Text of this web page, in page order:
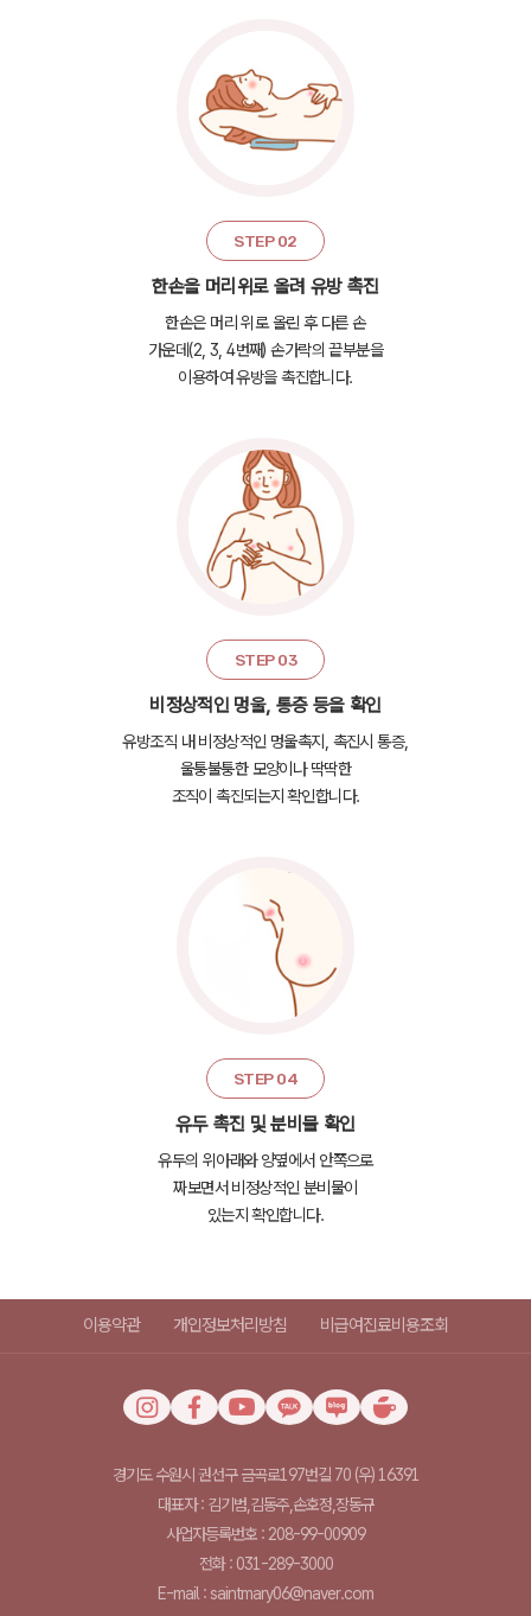
STEP 02
한손을 머리위로 올려 유방 촉진
한손은 머리 위로 올린 후 다른 손
가운데(2, 3, 4번째) 손가락의 끝부분을
이용하여 유방을 촉진합니다.
STEP 03
비정상적인 멍울, 통증 등을 확인
유방조직 내 비정상적인 멍울촉지, 촉진시 통증,
울퉁불퉁한 모양이나 딱딱한
조직이 촉진되는지 확인합니다.
STEP 04
유두 촉진 및 분비물 확인
유두의 위아래와 양옆에서 안쪽으로
짜보면서 비정상적인 분비물이
있는지 확인합니다.
이용약관 개인정보처리방침 비급여진료비용조회
경기도 수원시 권선구 금곡로197번길 70 (우) 16391
대표자 : 김기범,김동주,손호정,장동규
사업자등록번호 : 208-99-00909
전화 : 031-289-3000
E-mail : saintmary06@naver.com